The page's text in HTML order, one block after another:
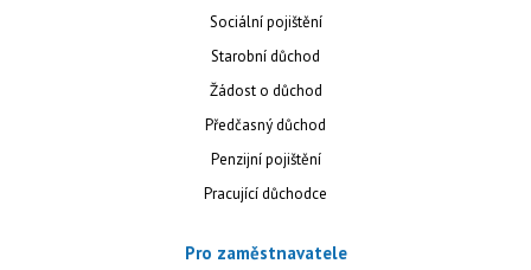
Sociální pojištění
Starobní důchod
Žádost o důchod
Předčasný důchod
Penzijní pojištění
Pracující důchodce
Pro zaměstnavatele